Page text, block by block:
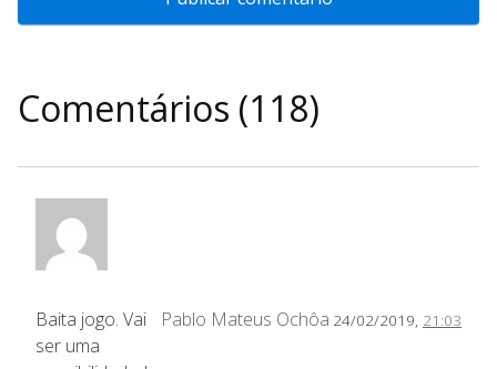
Comentários (118)
Pablo Mateus Ochôa 24/02/2019, 21:03
Baita jogo. Vai
ser uma